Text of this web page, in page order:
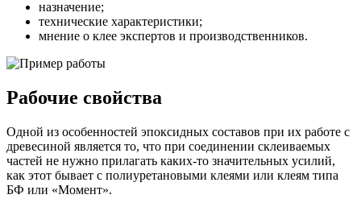
назначение;
технические характеристики;
мнение о клее экспертов и производственников.
Рабочие свойства
Одной из особенностей эпоксидных составов при их работе с
древесиной является то, что при соединении склеиваемых
частей не нужно прилагать каких-то значительных усилий,
как этот бывает с полиуретановыми клеями или клеям типа
БФ или «Момент».